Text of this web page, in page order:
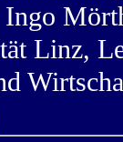
Ingo
Linz,